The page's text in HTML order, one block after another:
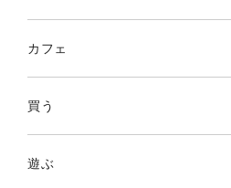
カフェ
買う
遊ぶ